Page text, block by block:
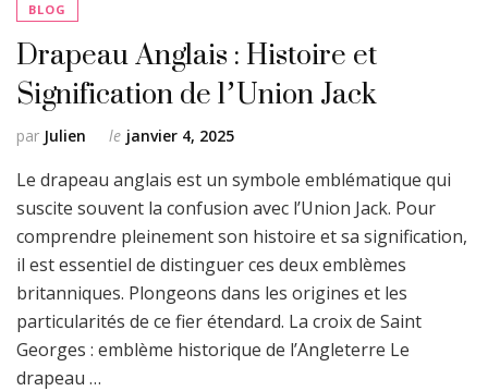
BLOG
Drapeau Anglais : Histoire et
Signification de l’Union Jack
par Julien le janvier 4, 2025
Le drapeau anglais est un symbole emblématique qui
suscite souvent la confusion avec l’Union Jack. Pour
comprendre pleinement son histoire et sa signification,
il est essentiel de distinguer ces deux emblèmes
britanniques. Plongeons dans les origines et les
particularités de ce fier étendard. La croix de Saint
Georges : emblème historique de l’Angleterre Le
drapeau …